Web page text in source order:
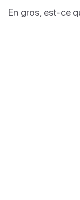
En gros, est-ce